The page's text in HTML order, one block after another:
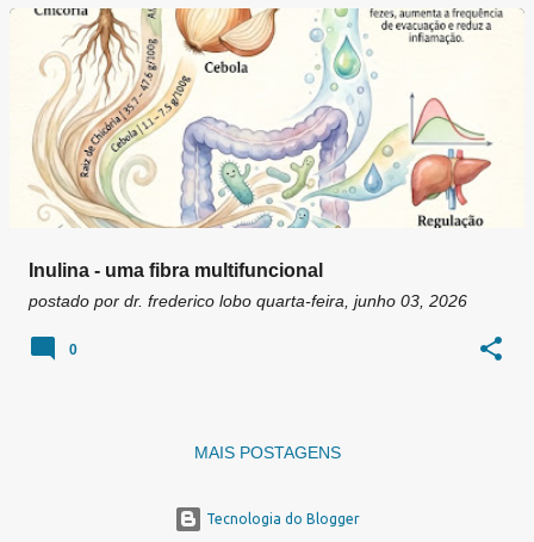
g
Inulina - uma fibra multifuncional
postado por dr. frederico lobo quarta-feira, junho 03, 2026
0
MAIS POSTAGENS
Tecnologia do Blogger